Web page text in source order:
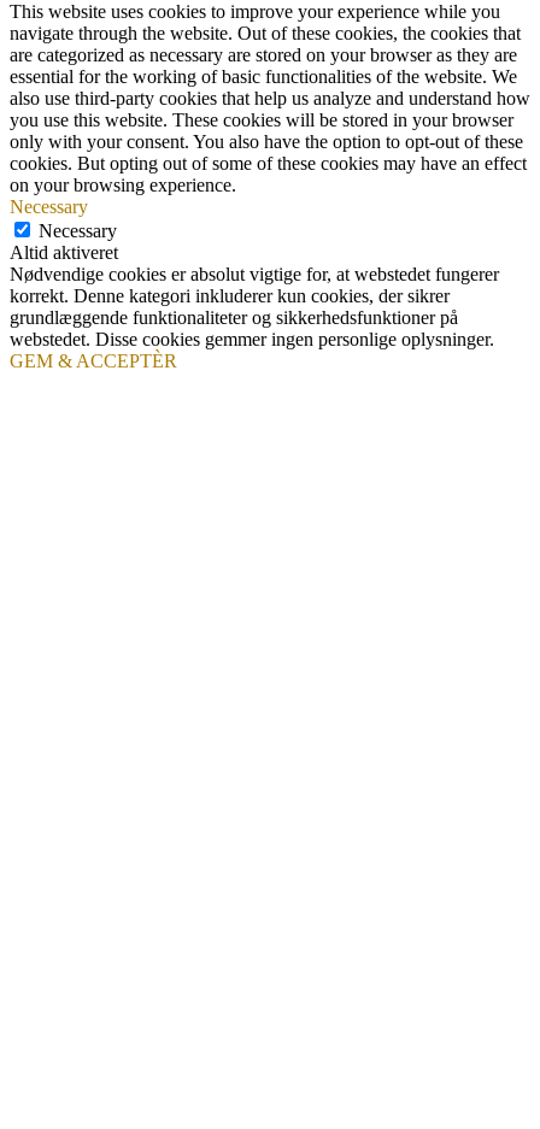
This website uses cookies to improve your experience while you
navigate through the website. Out of these cookies, the cookies that
are categorized as necessary are stored on your browser as they are
essential for the working of basic functionalities of the website. We
also use third-party cookies that help us analyze and understand how
you use this website. These cookies will be stored in your browser
only with your consent. You also have the option to opt-out of these
cookies. But opting out of some of these cookies may have an effect
on your browsing experience.
Necessary
Necessary
Altid aktiveret
Nødvendige cookies er absolut vigtige for, at webstedet fungerer
korrekt. Denne kategori inkluderer kun cookies, der sikrer
grundlæggende funktionaliteter og sikkerhedsfunktioner på
webstedet. Disse cookies gemmer ingen personlige oplysninger.
GEM & ACCEPTÈR